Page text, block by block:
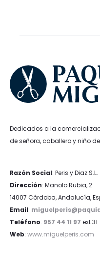
Dedicados a la
de señora, caballero y niño
Razón Social: Peris y Diaz S.L.
Dirección: Manolo Rubia, 2
14007 Córdoba, Andalucía,
Email:
Teléfono: 957 44 11 97 ext 31
Web: www.miguelperis.com